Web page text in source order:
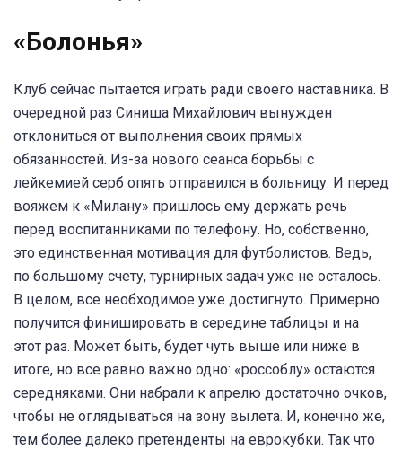
«Болонья»
Клуб сейчас пытается играть ради своего наставника. В
очередной раз Синиша Михайлович вынужден
отклониться от выполнения своих прямых
обязанностей. Из-за нового сеанса борьбы с
лейкемией серб опять отправился в больницу. И перед
вояжем к «Милану» пришлось ему держать речь
перед воспитанниками по телефону. Но, собственно,
это единственная мотивация для футболистов. Ведь,
по большому счету, турнирных задач уже не осталось.
В целом, все необходимое уже достигнуто. Примерно
получится финишировать в середине таблицы и на
этот раз. Может быть, будет чуть выше или ниже в
итоге, но все равно важно одно: «россоблу» остаются
середняками. Они набрали к апрелю достаточно очков,
чтобы не оглядываться на зону вылета. И, конечно же,
тем более далеко претенденты на еврокубки. Так что